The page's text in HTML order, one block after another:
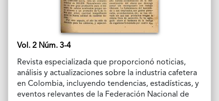
Vol. 2 Núm. 3-4
Revista especializada que proporcionó noticias,
análisis y actualizaciones sobre la industria cafetera
en Colombia, incluyendo tendencias, estadísticas, y
eventos relevantes de la Federación Nacional de